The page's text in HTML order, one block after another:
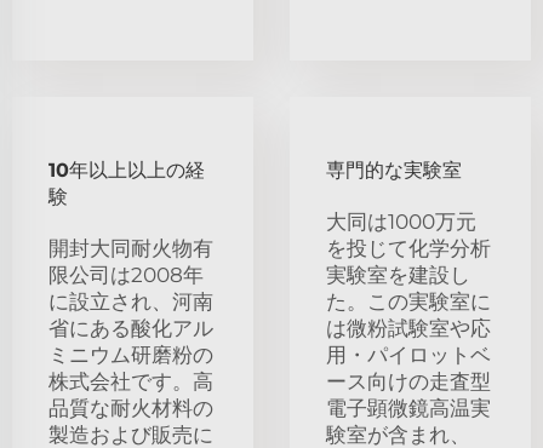
10年以上以上の経
験
開封大同耐火物有
限公司は2008年
に設立され、河南
省にある酸化アル
ミニウム研磨粉の
株式会社です。高
品質な耐火材料の
製造および販売に
専門的な実験室
大同は1000万元
を投じて化学分析
実験室を建設し
た。この実験室に
は微粉試験室や応
用・パイロットベ
ース向けの走査型
電子顕微鏡高温実
験室が含まれ、